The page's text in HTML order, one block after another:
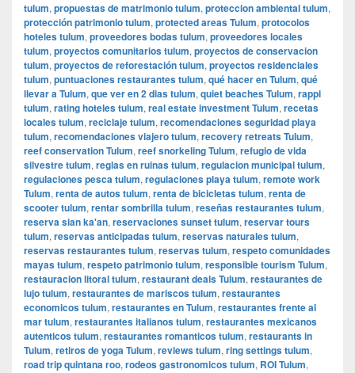
tulum, propuestas de matrimonio tulum, proteccion ambiental tulum,
protección patrimonio tulum, protected areas Tulum, protocolos
hoteles tulum, proveedores bodas tulum, proveedores locales
tulum, proyectos comunitarios tulum, proyectos de conservacion
tulum, proyectos de reforestación tulum, proyectos residenciales
tulum, puntuaciones restaurantes tulum, qué hacer en Tulum, qué
llevar a Tulum, que ver en 2 dias tulum, quiet beaches Tulum, rappi
tulum, rating hoteles tulum, real estate investment Tulum, recetas
locales tulum, reciclaje tulum, recomendaciones seguridad playa
tulum, recomendaciones viajero tulum, recovery retreats Tulum,
reef conservation Tulum, reef snorkeling Tulum, refugio de vida
silvestre tulum, reglas en ruinas tulum, regulacion municipal tulum,
regulaciones pesca tulum, regulaciones playa tulum, remote work
Tulum, renta de autos tulum, renta de bicicletas tulum, renta de
scooter tulum, rentar sombrilla tulum, reseñas restaurantes tulum,
reserva sian ka'an, reservaciones sunset tulum, reservar tours
tulum, reservas anticipadas tulum, reservas naturales tulum,
reservas restaurantes tulum, reservas tulum, respeto comunidades
mayas tulum, respeto patrimonio tulum, responsible tourism Tulum,
restauracion litoral tulum, restaurant deals Tulum, restaurantes de
lujo tulum, restaurantes de mariscos tulum, restaurantes
economicos tulum, restaurantes en Tulum, restaurantes frente al
mar tulum, restaurantes italianos tulum, restaurantes mexicanos
autenticos tulum, restaurantes romanticos tulum, restaurants in
Tulum, retiros de yoga Tulum, reviews tulum, ring settings tulum,
road trip quintana roo, rodeos gastronomicos tulum, ROI Tulum,